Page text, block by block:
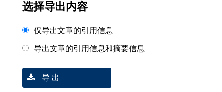
选择导出内容
仅导出文章的引用信息
导出文章的引用信息和摘要信息
导 出